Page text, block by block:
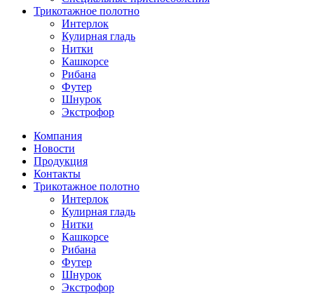
Трикотажное полотно
Интерлок
Кулирная гладь
Нитки
Кашкорсе
Рибана
Футер
Шнурок
Экстрофор
Компания
Новости
Продукция
Контакты
Трикотажное полотно
Интерлок
Кулирная гладь
Нитки
Кашкорсе
Рибана
Футер
Шнурок
Экстрофор